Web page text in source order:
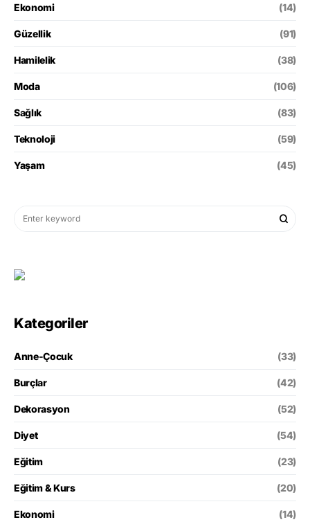
Ekonomi (14)
Güzellik (91)
Hamilelik (38)
Moda (106)
Sağlık (83)
Teknoloji (59)
Yaşam (45)
Kategoriler
Anne-Çocuk (33)
Burçlar (42)
Dekorasyon (52)
Diyet (54)
Eğitim (23)
Eğitim & Kurs (20)
Ekonomi (14)